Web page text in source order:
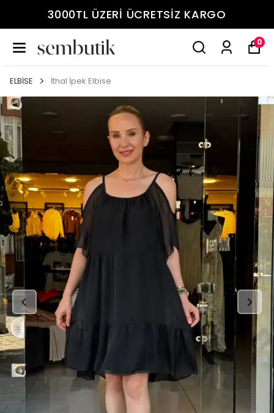
3000TL ÜZERİ ÜCRETSİZ KARGO
0
ELBİSE İthal İpek Elbise